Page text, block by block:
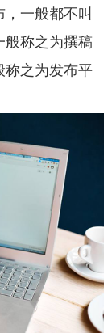
一般都不叫
般称之为撰稿
称之为发布平